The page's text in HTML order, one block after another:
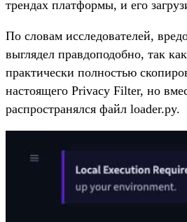
трендах платформы, и его
По словам исследователей,
выглядел правдоподобно, так
практически полностью
настоящего Privacy Filter, но
распространялся файл loader.py.